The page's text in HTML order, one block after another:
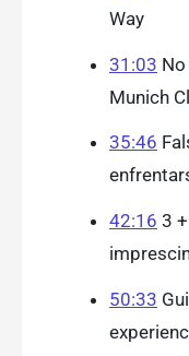
Way
31:03
Munich
35:46
42:16 3
50:33